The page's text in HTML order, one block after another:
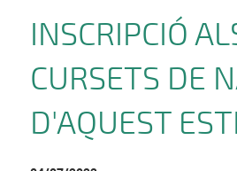
INSCRIPCIÓ
CURSETS DE
D'AQUEST